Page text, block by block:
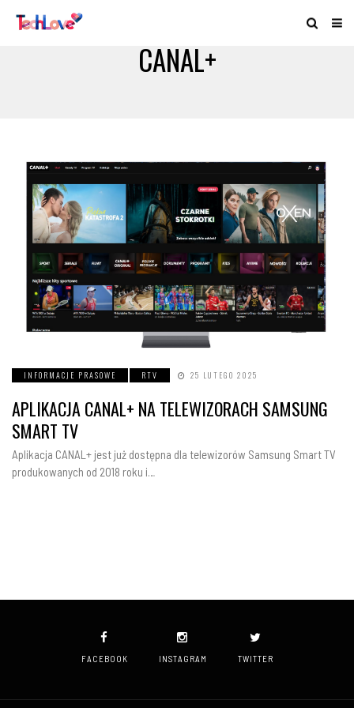
CANAL+
INFORMACJE PRASOWE RTV 25 LUTEGO 2025
APLIKACJA CANAL+ NA TELEWIZORACH SAMSUNG
SMART TV
Aplikacja CANAL+ jest już dostępna dla telewizorów Samsung Smart TV
produkowanych od 2018 roku i…
FACEBOOK INSTAGRAM TWITTER